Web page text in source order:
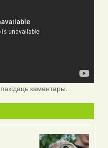
каментары.